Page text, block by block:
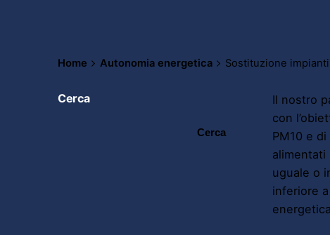
Home Autonomia energetica Sostituzione
Cerca
Cerca
Il nostro
con
PM10 e
alimentati
uguale o
inferiore